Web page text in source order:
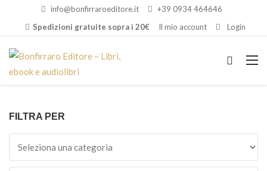
info@bonfirraroeditore.it
+39 0934 464646
Spedizioni gratuite sopra i 20€
Il mio account Login
FILTRA PER